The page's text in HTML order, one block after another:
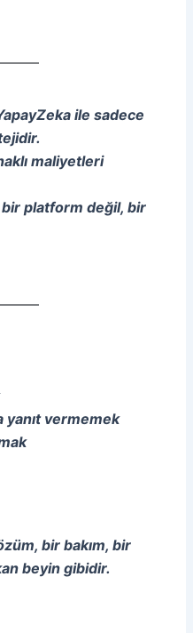
ile sadece
maliyetleri
bir platform değil, bir
yanıt vermemek
bir bakım, bir
beyin gibidir.